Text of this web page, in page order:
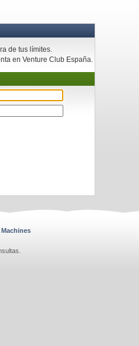
de tus límites.
en Venture Club España.
Machines